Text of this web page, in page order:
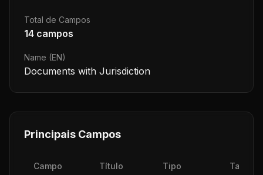
Total de Campos
14 campos
Name (EN)
Documents with Jurisdiction
Principais Campos
Campo Título Tipo